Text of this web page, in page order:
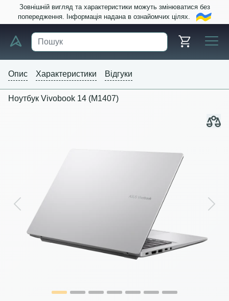
Зовнішній вигляд та характеристики можуть змінюватися без
попередження. Інформація надана в ознайомчих цілях.
Опис Характеристики Відгуки
Ноутбук Vivobook 14 (M1407)
Previous Next